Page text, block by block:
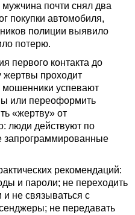
почти снял два
покупки автомобиля,
полиции выявило
потерю.
первого контакта до
жертвы проходит
мошенники успевают
или переоформить
«жертву» от
люди действуют по
запрограммированные
рекомендаций:
и пароли; не переходить
не связываться с
не передавать